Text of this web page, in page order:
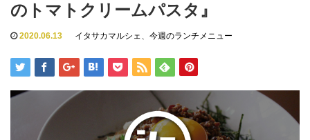
のトマトクリームパスタ』
2020.06.13 イタサカマルシェ、 今週のランチメニュー